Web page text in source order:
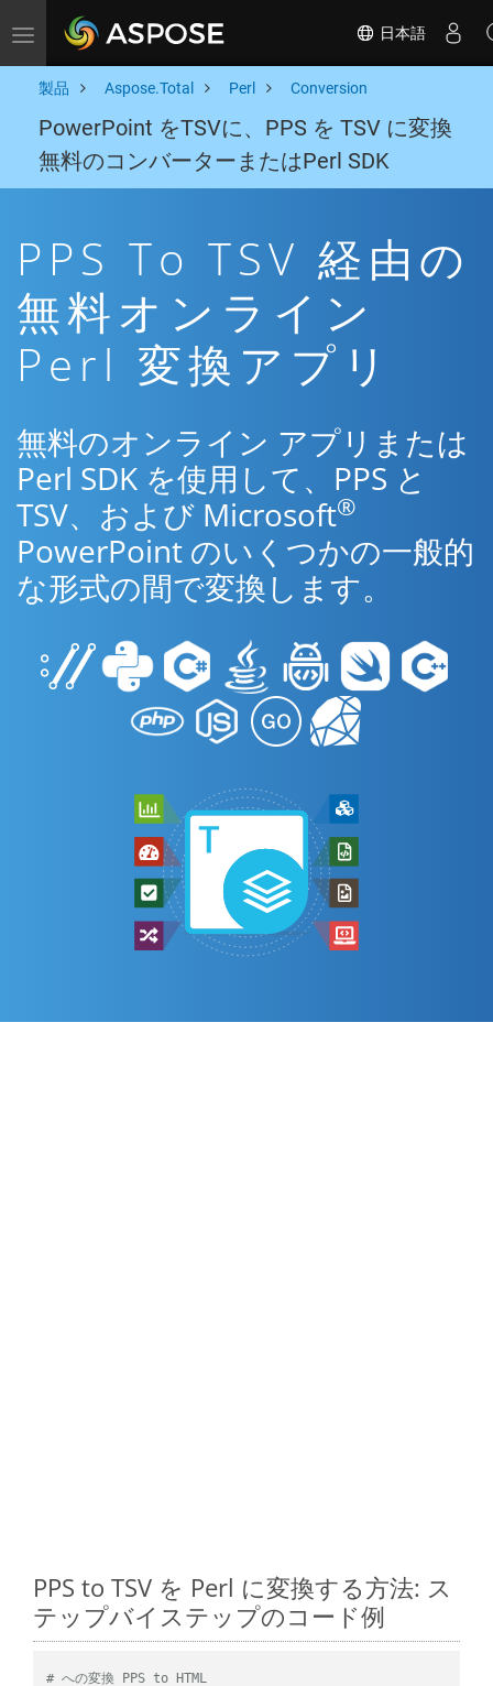
Toggle navigation 日本語
製品 Aspose.Total Perl Conversion
PowerPoint をTSVに、PPS を TSV に変換
無料のコンバーターまたはPerl SDK
PPS To TSV 経由の
無料オンライン
Perl 変換アプリ
無料のオンライン アプリまたは
Perl SDK を使用して、PPS と
TSV、および Microsoft®
PowerPoint のいくつかの一般的
な形式の間で変換します。
PPS to TSV を Perl に変換する方法: ス
テップバイステップのコード例
# への変換 PPS to HTML